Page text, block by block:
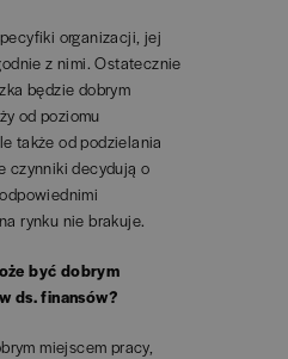
organizacji, jej
z nimi. Ostatecznie
będzie dobrym
od poziomu
także od podzielania
czynniki decydują o
rynku nie brakuje.
być dobrym
ds. finansów?
miejscem pracy,